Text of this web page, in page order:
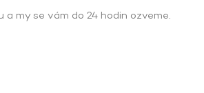
my se vám do 24 hodin ozveme.